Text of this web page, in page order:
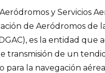
y Servicios
de Aeródromos de
es la entidad que
transmisión de un
la navegación